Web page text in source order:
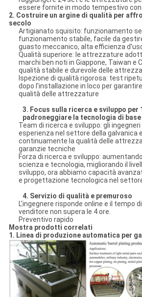
essere fornite in modo tempestivo
2. Costruire un argine di qualità per
secolo
Artigianato squisito: funzionamento
funzionamento stabile, facile da
guasto meccanico, alta efficienza
Qualità superiore: le attrezzature
marchi ben noti in Giappone, Taiwan e
qualità stabile e durevole delle
Ispezione di qualità rigorosa: test
dopo l'installazione in loco per
qualità delle attrezzature
3. Focus sulla ricerca e sviluppo per
padroneggiare la tecnologia di base
Team di ricerca e sviluppo: gli
esperienza nel settore della galvanica
continuamente la qualità delle
garanzie tecniche
Forza di ricerca e sviluppo:
scienza e tecnologia, migliorando il
sviluppo, ora abbiamo capacità
e progettazione tecnologica nel
4. Servizio di qualità e premuroso
L'ingegnere risponde online e il tempo
venditore non supera le 4 ore.
Preventivo rapido
Mostra prodotti correlati
1. Linea di produzione automatica per